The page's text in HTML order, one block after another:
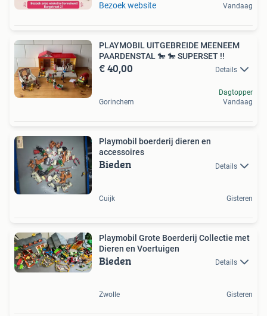
Bezoek website
Vandaag
PLAYMOBIL UITGEBREIDE MEENEEM
PAARDENSTAL 🐎 🐎 SUPERSET !!
€ 40,00 Details
Gorinchem
Dagtopper
Vandaag
Playmobil boerderij dieren en
accessoires
Bieden Details
Cuijk Gisteren
Playmobil Grote Boerderij Collectie met
Dieren en Voertuigen
Bieden Details
Zwolle Gisteren